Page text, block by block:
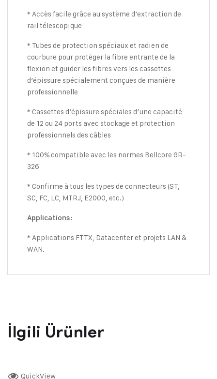
* Accès facile grâce au système d’extraction de
rail télescopique
* Tubes de protection spéciaux et radien de
courbure pour protéger la fibre entrante de la
flexion et guider les fibres vers les cassettes
d’épissure spécialement conçues de manière
professionnelle
* Cassettes d’épissure spéciales d’une capacité
de 12 ou 24 ports avec stockage et protection
professionnels des câbles
* 100% compatible avec les normes Bellcore GR-
326
* Confirme à tous les types de connecteurs (ST,
SC, FC, LC, MTRJ, E2000, etc.)
Applications:
* Applications FTTX, Datacenter et projets LAN &
WAN.
İlgili Ürünler
QuickView